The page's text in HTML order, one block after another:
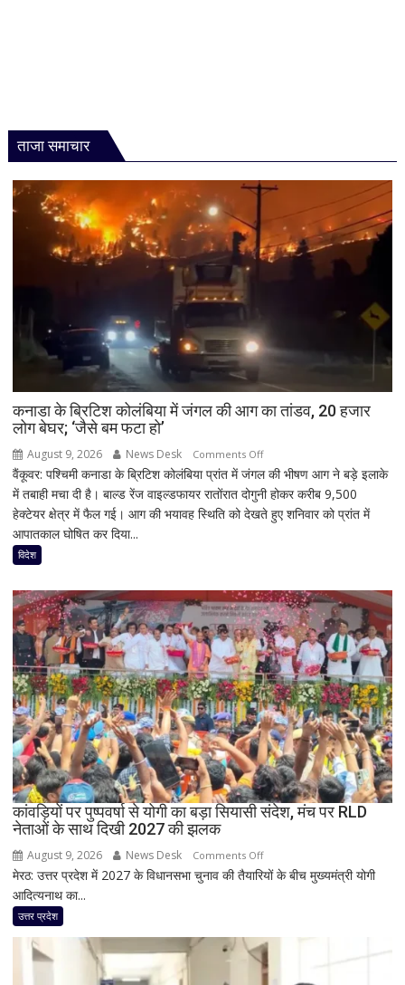
ताजा समाचार
कनाडा के ब्रिटिश कोलंबिया में जंगल की आग का तांडव, 20 हजार
लोग बेघर; ‘जैसे बम फटा हो’
August 9, 2026 News Desk Comments Offon
कनाडा
के
ब्रिटिश
की
आग
का
तांडव,
20
हजार
लोग
बेघर;
‘जैसे
बम
फटा
हो’
वैंकूवर: पश्चिमी कनाडा के ब्रिटिश कोलंबिया प्रांत में जंगल की भीषण आग ने बड़े इलाके
में तबाही मचा दी है। बाल्ड रेंज वाइल्डफायर रातोंरात दोगुनी होकर करीब 9,500
हेक्टेयर क्षेत्र में फैल गई। आग की भयावह स्थिति को देखते हुए शनिवार को प्रांत में
आपातकाल घोषित कर दिया...
विदेश
कांवड़ियों पर पुष्पवर्षा से योगी का बड़ा सियासी संदेश, मंच पर RLD
नेताओं के साथ दिखी 2027 की झलक
August 9, 2026 News Desk Comments Offon
कांवड़ियों
योगी
का
मेरठ: उत्तर प्रदेश में 2027 के विधानसभा चुनाव की तैयारियों के बीच मुख्यमंत्री योगी
आदित्यनाथ का...
उत्तर प्रदेश